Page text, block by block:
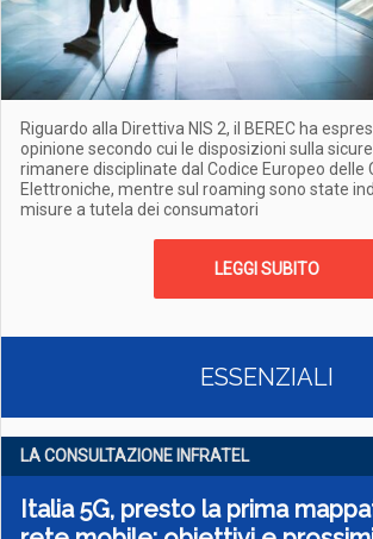
Riguardo alla Direttiva NIS 2, il BEREC ha
opinione secondo cui le disposizioni sulla
rimanere disciplinate dal Codice Europeo delle
Elettroniche, mentre sul roaming sono state
misure a tutela dei consumatori
LEGGI SUBITO
ESSENZIALI
LA CONSULTAZIONE INFRATEL
Italia 5G, presto la prima